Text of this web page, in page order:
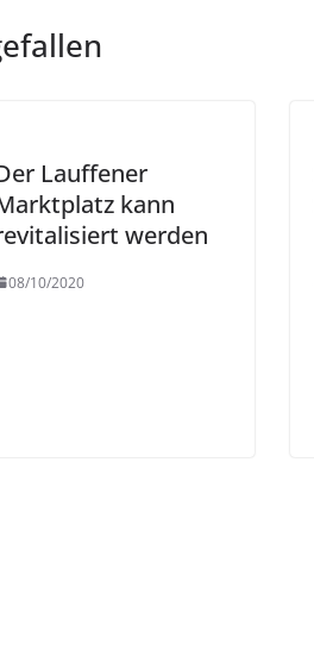
Lauffener
kann
werden
08/10/2020